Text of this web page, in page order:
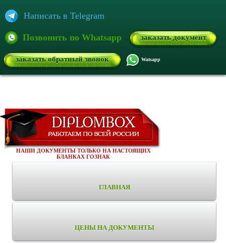
Написать в Telegram
Позвонить по Whatsapp заказать документ
заказать обратный звонок Watsapp
НАШИ ДОКУМЕНТЫ ТОЛЬКО НА НАСТОЯЩИХ
БЛАНКАХ ГОЗНАК
ГЛАВНАЯ
ЦЕНЫ НА ДОКУМЕНТЫ